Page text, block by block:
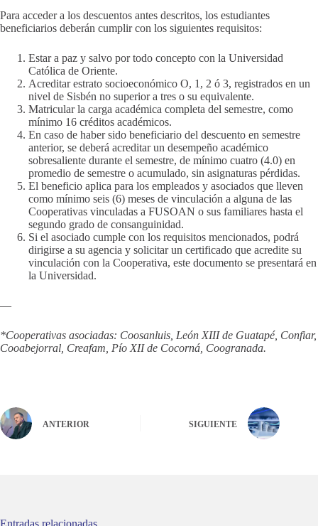
Para acceder a los descuentos antes descritos, los estudiantes
beneficiarios deberán cumplir con los siguientes requisitos:
Estar a paz y salvo por todo concepto con la Universidad
Católica de Oriente.
Acreditar estrato socioeconómico O, 1, 2 ó 3, registrados en un
nivel de Sisbén no superior a tres o su equivalente.
Matricular la carga académica completa del semestre, como
mínimo 16 créditos académicos.
En caso de haber sido beneficiario del descuento en semestre
anterior, se deberá acreditar un desempeño académico
sobresaliente durante el semestre, de mínimo cuatro (4.0) en
promedio de semestre o acumulado, sin asignaturas pérdidas.
El beneficio aplica para los empleados y asociados que lleven
como mínimo seis (6) meses de vinculación a alguna de las
Cooperativas vinculadas a FUSOAN o sus familiares hasta el
segundo grado de consanguinidad.
Si el asociado cumple con los requisitos mencionados, podrá
dirigirse a su agencia y solicitar un certificado que acredite su
vinculación con la Cooperativa, este documento se presentará en
la Universidad.
—
*Cooperativas asociadas: Coosanluis, León XIII de Guatapé, Confiar,
Cooabejorral, Creafam, Pío XII de Cocorná, Coogranada.
ANTERIOR SIGUIENTE